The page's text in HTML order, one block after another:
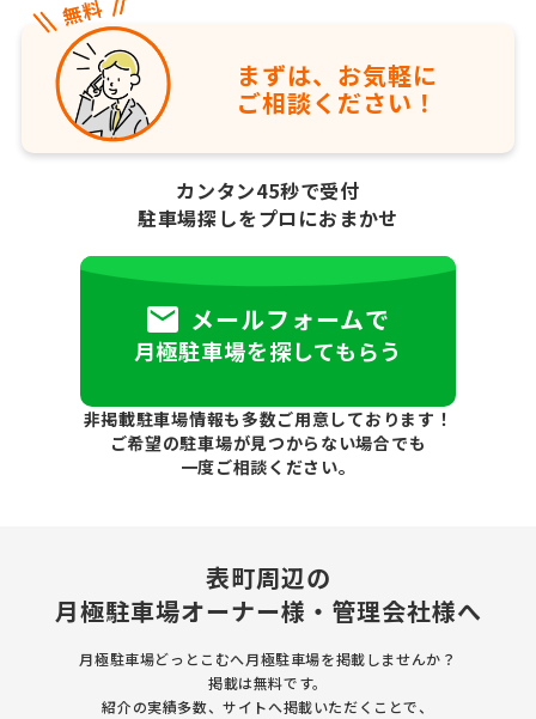
まずは、お気軽に
ご相談ください！
カンタン45秒で受付
駐車場探しをプロにおまかせ
メールフォームで
月極駐車場を探してもらう
非掲載駐車場情報も多数ご用意しております！
ご希望の駐車場が見つからない場合でも
一度ご相談ください。
表町周辺の
月極駐車場オーナー様・管理会社様へ
月極駐車場どっとこむへ月極駐車場を掲載しませんか？
掲載は無料です。
紹介の実績多数、サイトへ掲載いただくことで、